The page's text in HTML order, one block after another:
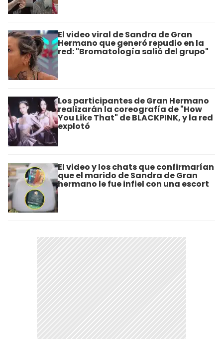
El video viral de Sandra de Gran
Hermano que generó repudio en la
red: "Bromatología salió del grupo"
Los participantes de Gran Hermano
realizarán la coreografía de "How
You Like That" de BLACKPINK, y la red
explotó
El video y los chats que confirmarían
que el marido de Sandra de Gran
hermano le fue infiel con una escort